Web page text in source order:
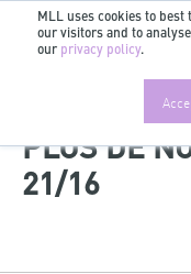
MLL uses cookies to
our visitors and to
our privacy policy.
PLUS DE
21/16